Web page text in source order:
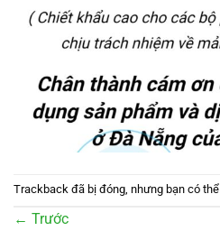
Trackback đã bị đóng, nhưng bạn có thể
← Trước